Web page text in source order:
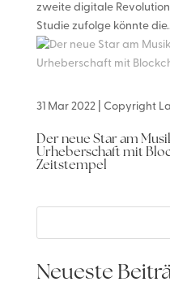
Der neue Star am
Urheberschaft mit
Zeitstempel
31 Mar 2022| Copyright
zweite digitale
Studie zufolge könnte
Neueste